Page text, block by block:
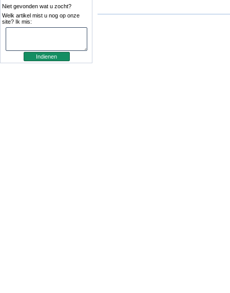
Niet gevonden wat u zocht?
Welk artikel mist u nog op onze
site? Ik mis: